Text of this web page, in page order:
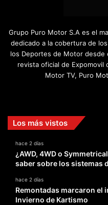
Grupo Puro Motor S.A es el
dedicado a la cobertura de
los Deportes de Motor desde
revista oficial de Expomovil
Motor TV, Puro
Los más vistos
hace 2 días
¿AWD, 4WD o
saber sobre los sistemas
hace 2 días
Remontadas marcaron el
Invierno de Kartismo